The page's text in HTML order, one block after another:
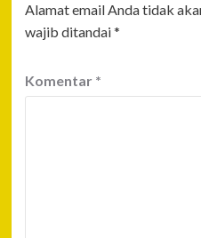
Alamat email Anda tidak
wajib ditandai*
Komentar *